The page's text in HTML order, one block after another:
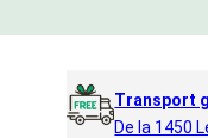
Transport
De la 1450